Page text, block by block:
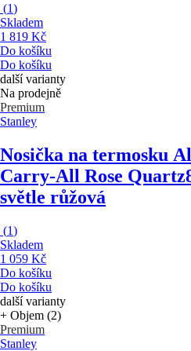
(1)
Skladem
1 819 Kč
Do košíku
Do košíku
další varianty
Na prodejně
Premium
Stanley
Nosička na termosku
Carry-All Rose Quartz
světle růžová
(1)
Skladem
1 059 Kč
Do košíku
Do košíku
další varianty
+ Objem (2)
Premium
Stanley